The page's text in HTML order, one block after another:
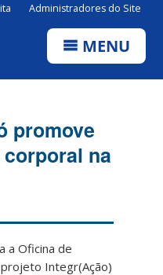
Administradores do Site
MENU
promove
na
a Oficina de
Integr(Ação)